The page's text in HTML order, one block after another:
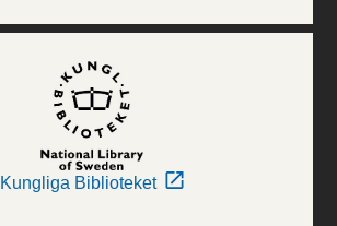
Kungliga Biblioteket